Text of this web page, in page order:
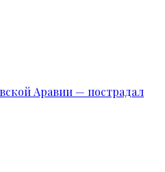
Аравии — пострадал